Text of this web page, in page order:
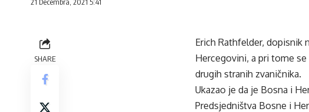
SHARE
Erich Rathfelder, dopisnik
Hercegovini, a pri tome
drugih stranih zvaničnika.
Ukazao je da je Bosna i
Predsjedništva Bosne i